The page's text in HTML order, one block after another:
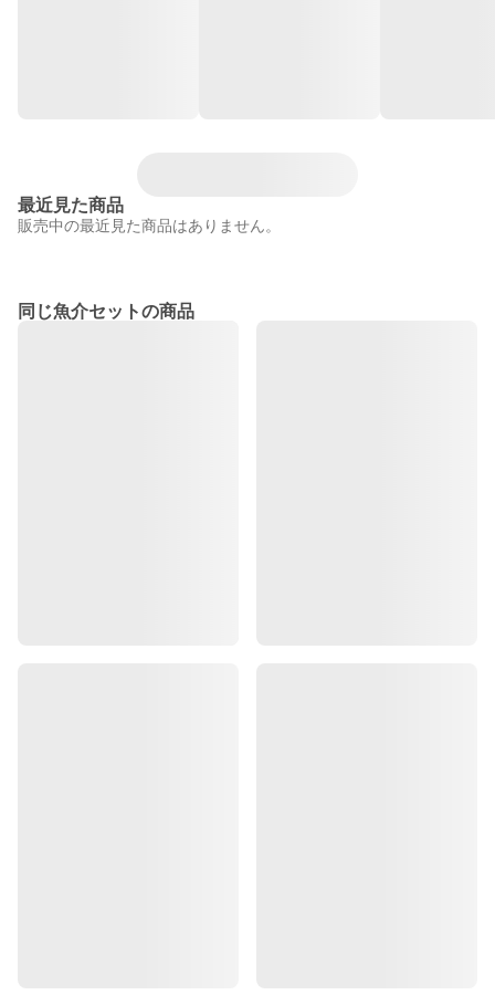
最近見た商品
販売中の最近見た商品はありません。
同じ魚介セットの商品